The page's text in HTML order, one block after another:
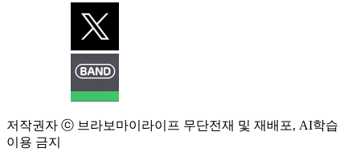
저작권자 ⓒ 브라보마이라이프 무단전재 및 재배포, AI학습
이용 금지